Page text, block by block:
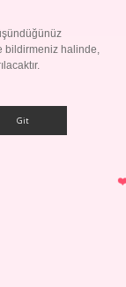
bildirmeniz halinde,